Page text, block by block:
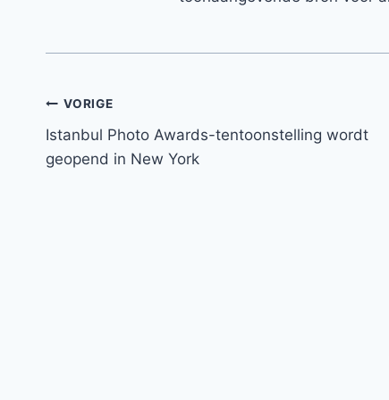
Bericht
navigatie
VORIGE
Istanbul Photo Awards-tentoonstelling wordt
geopend in New York